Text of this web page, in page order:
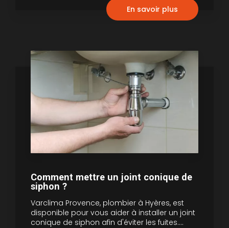
En savoir plus
Comment mettre un joint conique de
siphon ?
Varclima Provence, plombier à Hyères, est
disponible pour vous aider à installer un joint
conique de siphon afin d'éviter les fuites....